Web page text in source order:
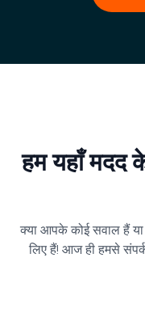
हम यहाँ मदद
क्या आपके कोई सवाल हैं
लिए हैं! आज ही हमसे